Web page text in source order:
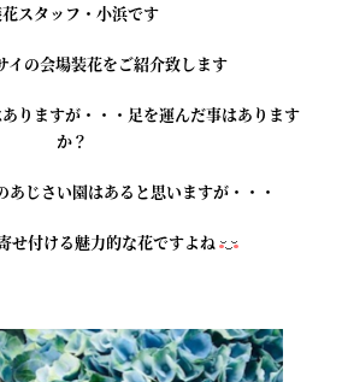
スタッフ・小浜です
イの会場装花をご紹介致します
りますが・・・足を運んだ事はあります
か？
あじさい園はあると思いますが・・・
せ付ける魅力的な花ですよね